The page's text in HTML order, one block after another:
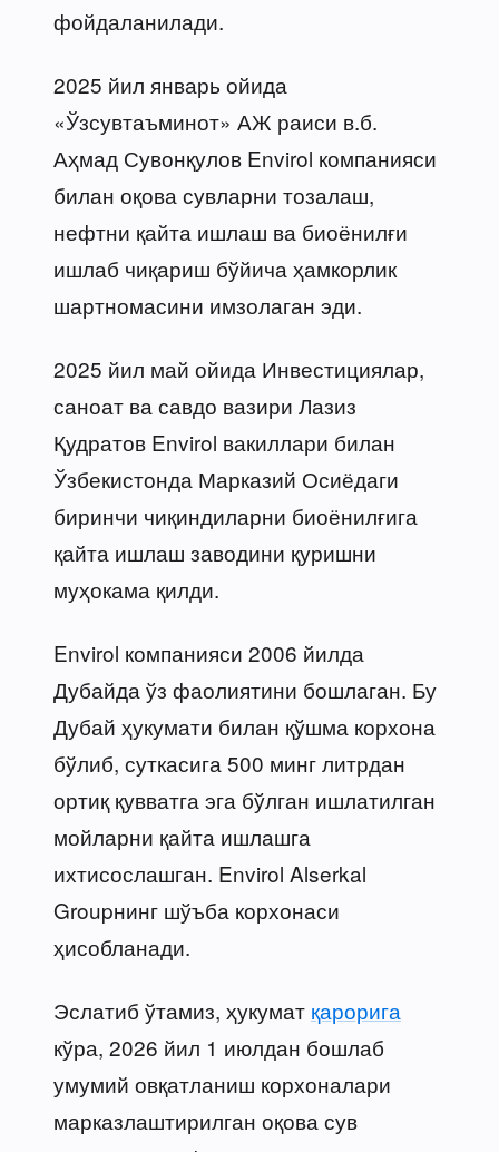
фойдаланилади.
2025 йил январь ойида
«Ўзсувтаъминот» АЖ раиси в.б.
Аҳмад Сувонқулов Envirol компанияси
билан оқова сувларни тозалаш,
нефтни қайта ишлаш ва биоёнилғи
ишлаб чиқариш бўйича ҳамкорлик
шартномасини имзолаган эди.
2025 йил май ойида Инвестициялар,
саноат ва савдо вазири Лазиз
Қудратов Envirol вакиллари билан
Ўзбекистонда Марказий Осиёдаги
биринчи чиқиндиларни биоёнилғига
қайта ишлаш заводини қуришни
муҳокама қилди.
Envirol компанияси 2006 йилда
Дубайда ўз фаолиятини бошлаган. Бу
Дубай ҳукумати билан қўшма корхона
бўлиб, суткасига 500 минг литрдан
ортиқ қувватга эга бўлган ишлатилган
мойларни қайта ишлашга
ихтисослашган. Envirol Alserkal
Groupнинг шўъба корхонаси
ҳисобланади.
Эслатиб ўтамиз, ҳукумат қарорига
кўра, 2026 йил 1 июлдан бошлаб
умумий овқатланиш корхоналари
марказлаштирилган оқова сув